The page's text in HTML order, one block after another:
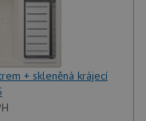
+ skleněná krájecí